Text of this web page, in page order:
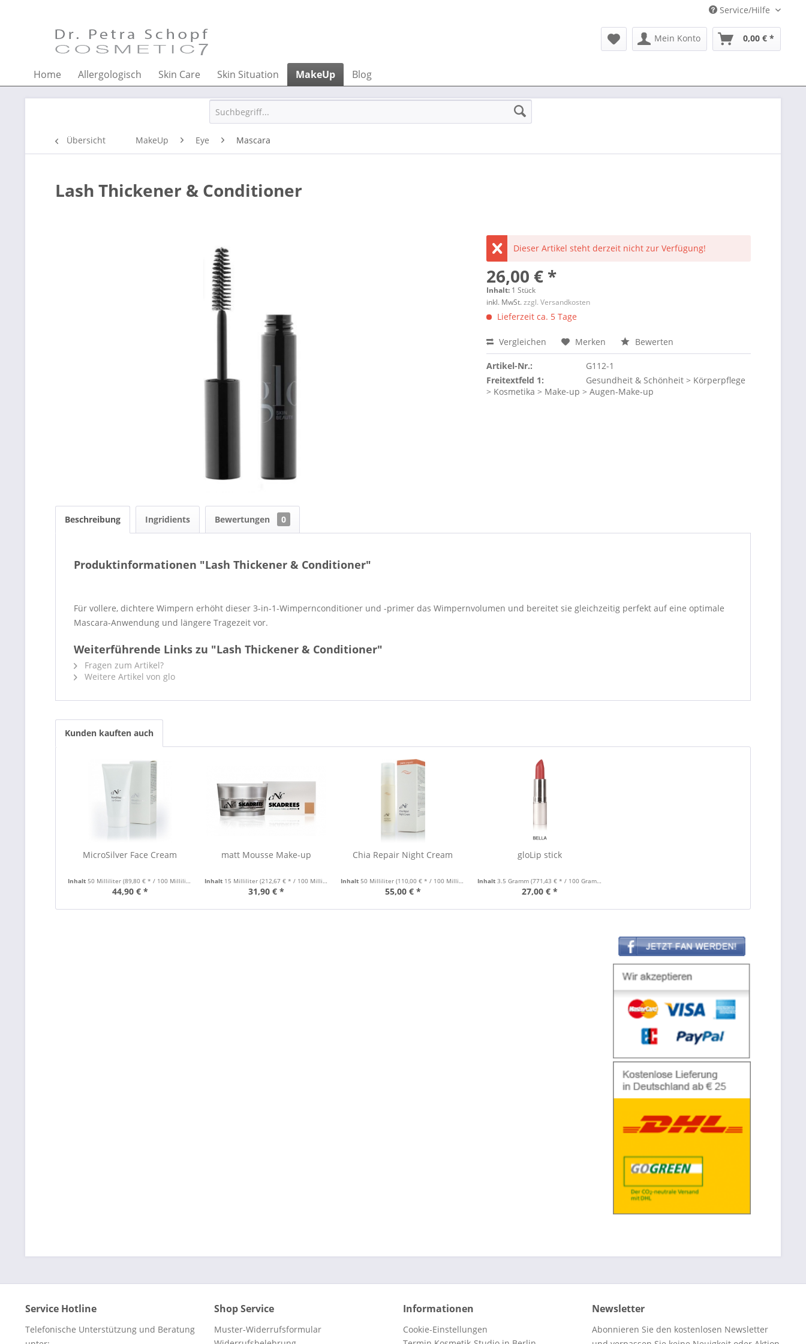
Service/Hilfe
Mein Konto 0,00 € *
Home Allergologisch Skin Care Skin Situation MakeUp Blog
Übersicht MakeUp Eye Mascara
Lash Thickener & Conditioner
Dieser Artikel steht derzeit nicht zur Verfügung!
26,00 € *
Inhalt: 1 Stück
inkl. MwSt.zzgl. Versandkosten
Lieferzeit ca. 5 Tage
Vergleichen Merken Bewerten
Artikel-Nr.:
G112-1
Freitextfeld 1:
Gesundheit & Schönheit > Körperpflege
> Kosmetika > Make-up > Augen-Make-up
Beschreibung Ingridients Bewertungen 0
Produktinformationen "Lash Thickener & Conditioner"
Für vollere, dichtere Wimpern erhöht dieser 3-in-1-Wimpernconditioner und -primer das Wimpernvolumen und bereitet sie gleichzeitig perfekt auf eine optimale
Mascara-Anwendung und längere Tragezeit vor.
Weiterführende Links zu "Lash Thickener & Conditioner"
Fragen zum Artikel?
Weitere Artikel von glo
Kunden kauften auch
MicroSilver Face Cream
Inhalt 50 Milliliter (89,80 € * / 100 Milliliter)
44,90 € *
matt Mousse Make-up
Inhalt 15 Milliliter (212,67 € * / 100 Milliliter)
31,90 € *
Chia Repair Night Cream
Inhalt50 Milliliter(110,00 € * / 100 Milliliter)
55,00 € *
gloLip stick
Inhalt 3.5 Gramm (771,43 € * / 100 Gramm)
27,00 € *
Service Hotline
Telefonische Unterstützung und Beratung
Shop Service
Muster-Widerrufsformular
Informationen
Cookie-Einstellungen
Newsletter
Abonnieren Sie den kostenlosen Newsletter